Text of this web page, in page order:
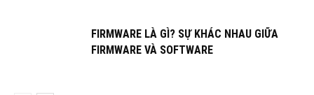
FIRMWARE LÀ GÌ? SỰ KHÁC NHAU GIỮA
FIRMWARE VÀ SOFTWARE